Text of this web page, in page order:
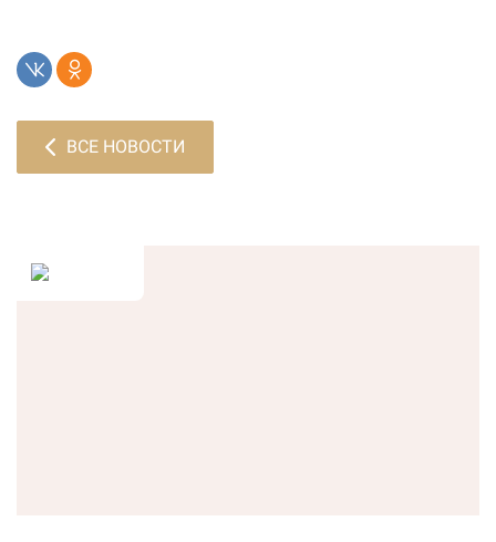
ВСЕ НОВОСТИ